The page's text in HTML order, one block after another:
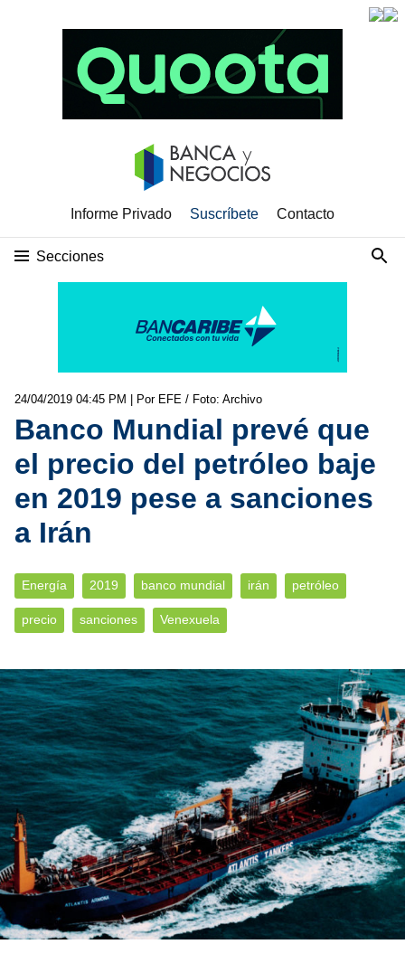
Informe Privado Suscríbete Contacto
Secciones
24/04/2019 04:45 PM | Por EFE / Foto: Archivo
Banco Mundial prevé que
el precio del petróleo baje
en 2019 pese a sanciones
a Irán
Energía 2019 banco mundial irán petróleo
precio sanciones Venexuela